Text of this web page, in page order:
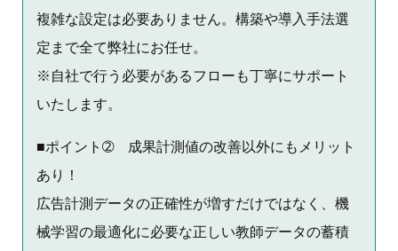
複雑な設定は必要ありません。構築や導入手法選
定まで全て弊社にお任せ。
※自社で行う必要があるフローも丁寧にサポート
いたします。
■ポイント➁ 成果計測値の改善以外にもメリット
あり！
広告計測データの正確性が増すだけではなく、機
械学習の最適化に必要な正しい教師データの蓄積